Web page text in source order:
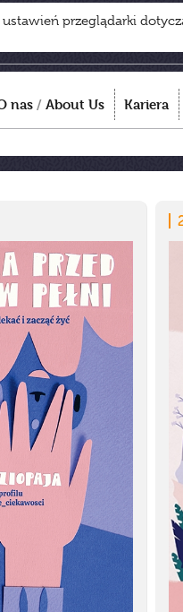
przeglądarki
nas / About Us Kariera